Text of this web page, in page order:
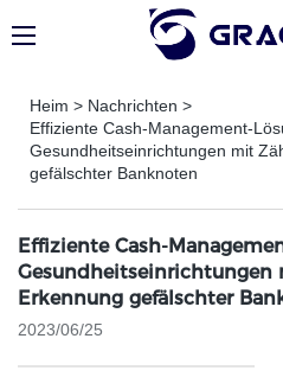
Heim > Nachrichten >
Effiziente Cash-Management-
Gesundheitseinrichtungen mit
gefälschter Banknoten
Effiziente Cash-
Erkennung gefälschter
2023/06/25